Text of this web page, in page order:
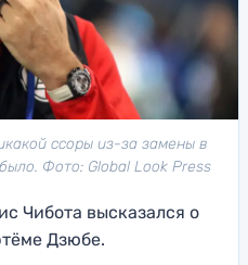
ссоры из-за замены в
Фото: Global Look Press
Чибота высказался о
Дзюбе.